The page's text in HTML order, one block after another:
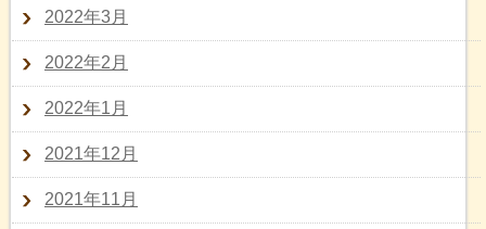
2022年3月
2022年2月
2022年1月
2021年12月
2021年11月